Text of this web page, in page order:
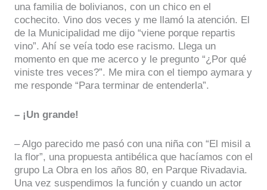
una familia de bolivianos, con un chico en el
cochecito. Vino dos veces y me llamó la atención. El
de la Municipalidad me dijo “viene porque repartis
vino”. Ahí se veía todo ese racismo. Llega un
momento en que me acerco y le pregunto “¿Por qué
viniste tres veces?”. Me mira con el tiempo aymara y
me responde “Para terminar de entenderla”.
– ¡Un grande!
– Algo parecido me pasó con una niña con “El misil a
la flor”, una propuesta antibélica que hacíamos con el
grupo La Obra en los años 80, en Parque Rivadavia.
Una vez suspendimos la función y cuando un actor